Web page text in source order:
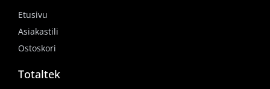
Etusivu
Asiakastili
Ostoskori
Totaltek